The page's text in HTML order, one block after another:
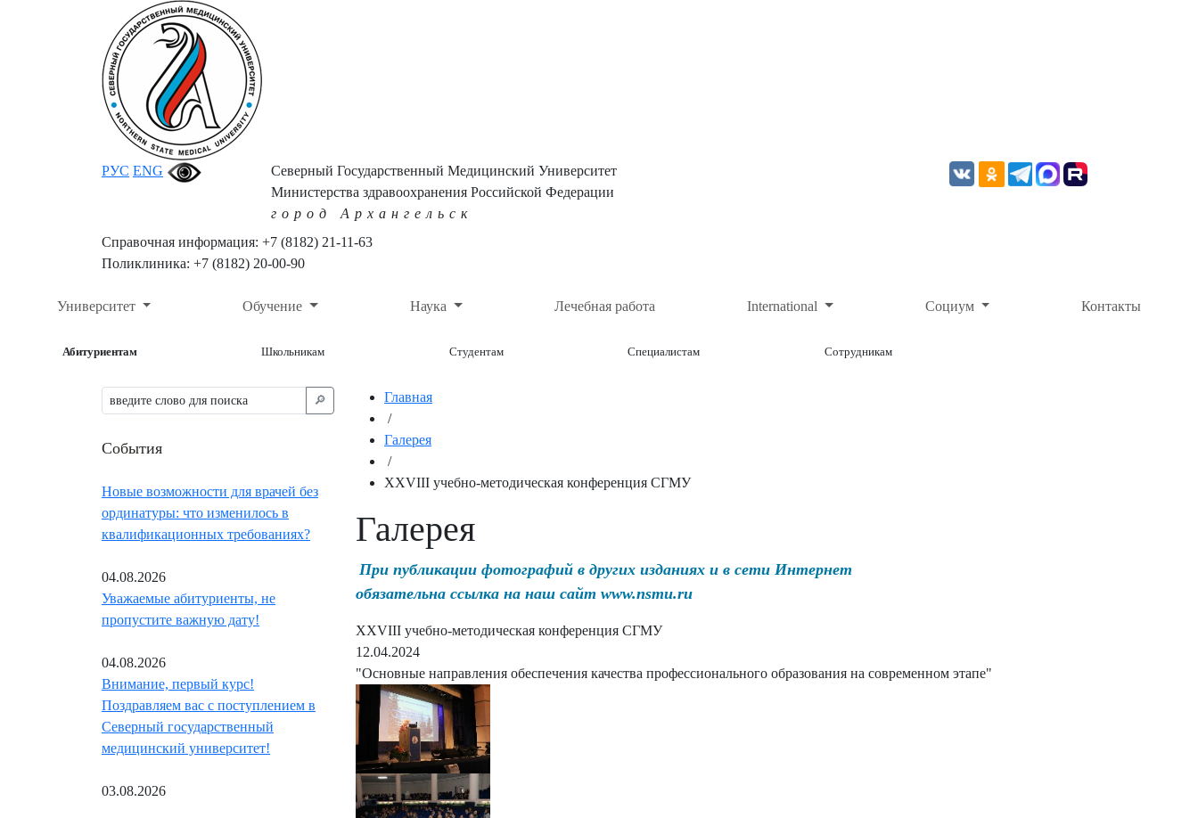
РУС ENG
Северный Государственный Медицинский Университет
Министерства здравоохранения Российской Федерации
город Архангельск
Справочная информация: +7 (8182) 21-11-63
Поликлиника: +7 (8182) 20-00-90
Университет Обучение Наука Лечебная работа International Социум Контакты
Абитуриентам Школьникам Студентам Специалистам Сотрудникам
🔎︎
События
Новые возможности для врачей без
ординатуры: что изменилось в
квалификационных требованиях?
04.08.2026
Уважаемые абитуриенты, не
пропустите важную дату!
04.08.2026
Внимание, первый курс!
Поздравляем вас с поступлением в
Северный государственный
медицинский университет!
03.08.2026
Главная
/
Галерея
/
XXVIII учебно-методическая конференция СГМУ
Галерея
При публикации фотографий в других изданиях и в сети Интернет
обязательна ссылка на наш сайт www.nsmu.ru
XXVIII учебно-методическая конференция СГМУ
12.04.2024
"Основные направления обеспечения качества профессионального образования на современном этапе"